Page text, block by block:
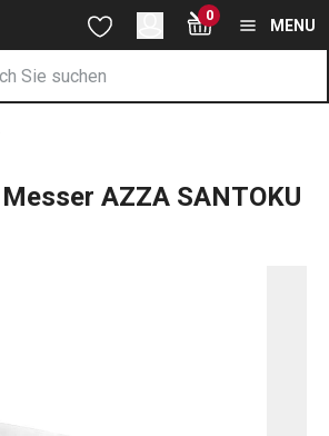
Asiatisches Messer AZZA SANTOKU
Hauptinhalt springen
Zur Suche springen
Navigation springen 0
MENU
AZZA SANTOKU